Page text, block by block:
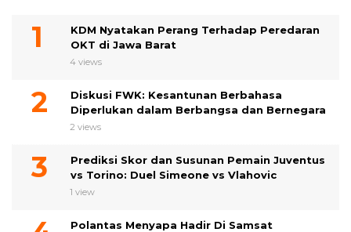
KDM Nyatakan Perang Terhadap Peredaran
OKT di Jawa Barat
4 views
Diskusi FWK: Kesantunan Berbahasa
Diperlukan dalam Berbangsa dan Bernegara
2 views
Prediksi Skor dan Susunan Pemain Juventus
vs Torino: Duel Simeone vs Vlahovic
1 view
Polantas Menyapa Hadir Di Samsat